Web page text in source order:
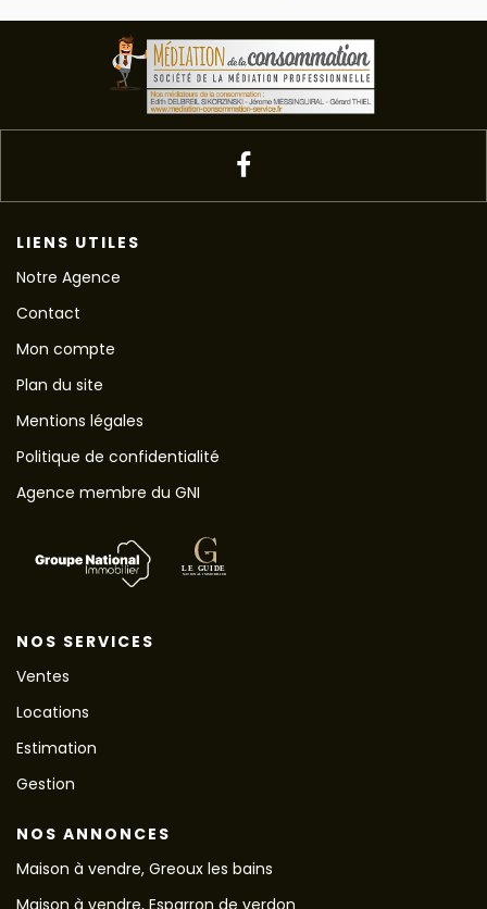
LIENS UTILES
Notre Agence
Contact
Mon compte
Plan du site
Mentions légales
Politique de confidentialité
Agence membre du GNI
NOS SERVICES
Ventes
Locations
Estimation
Gestion
NOS ANNONCES
Maison à vendre, Greoux les bains
Maison à vendre, Esparron de verdon